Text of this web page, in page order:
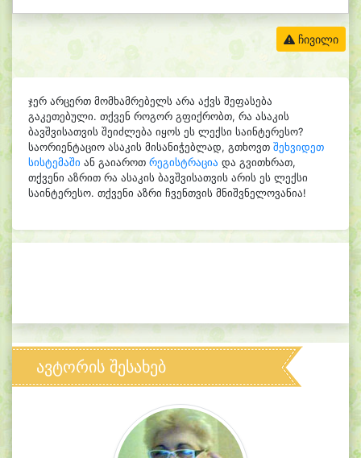
ჩივილი
ჯერ არცერთ მომხამრებელს არა აქვს შეფასება
გაკეთებული. თქვენ როგორ გფიქრობთ, რა ასაკის
ბავშვისათვის შეიძლება იყოს ეს ლექსი საინტერესო?
საორიენტაციო ასაკის მისანიჭებლად, გთხოვთ შეხვიდეთ
სისტემაში ან გაიაროთ რეგისტრაცია და გვითხრათ,
თქვენი აზრით რა ასაკის ბავშვისათვის არის ეს ლექსი
საინტერესო. თქვენი აზრი ჩვენთვის მნიშვნელოვანია!
ავტორის შესახებ